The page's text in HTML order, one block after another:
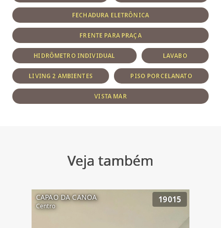
FECHADURA ELETRÔNICA
FRENTE PARA PRAÇA
HIDRÔMETRO INDIVIDUAL LAVABO
LIVING 2 AMBIENTES PISO PORCELANATO
VISTA MAR
Veja também
CAPAO DA CANOA
Centro
19015